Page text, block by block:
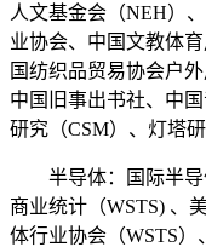
人文基金会（NEH）
业协会、中国文教体
国纺织品贸易协会户
中国旧事出书社、中
研究（CSM）、灯塔研
半导体：国际半导
商业统计（WSTS) 、
体行业协会（WSTS）